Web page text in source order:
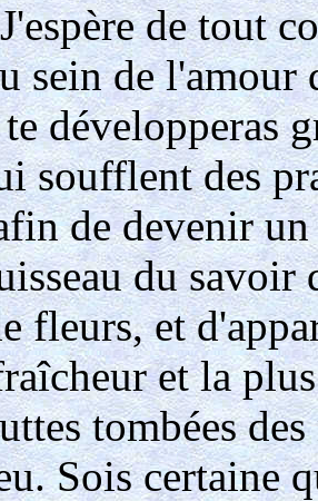
J'espère de tout
sein de l'amour
développeras
soufflent des
de devenir un
du
fleurs, et
et la
tombées
Sois certaine